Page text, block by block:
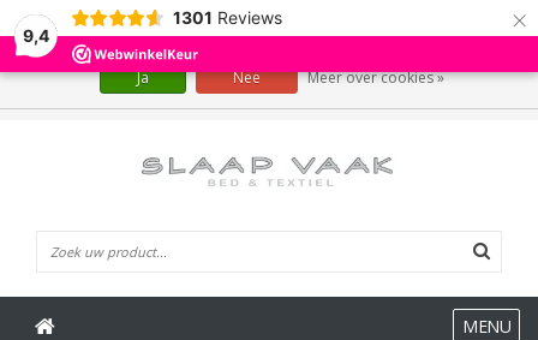
9,4
1301 Reviews ×
MENU
Wij slaan cookies op om onze website te verbeteren. Is dat akkoord?
Ja Nee Meer over cookies »